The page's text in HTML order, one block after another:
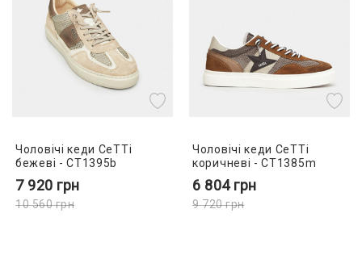
Чоловічі кеди CeTTi
бежеві - CT1395b
7 920 грн
10 560грн
Чоловічі кеди CeTTi
коричневі - CT1385m
6 804грн
9 720грн